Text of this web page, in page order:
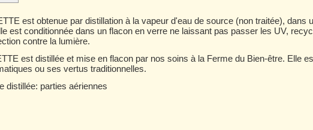
est obtenue par distillation à la vapeur d'eau de source (non traitée), dans
est conditionnée dans un flacon en verre ne laissant pas passer les UV,
contre la lumière.
est distillée et mise en flacon par nos soins à la Ferme du Bien-être. Elle
ou ses vertus traditionnelles.
distillée: parties aériennes